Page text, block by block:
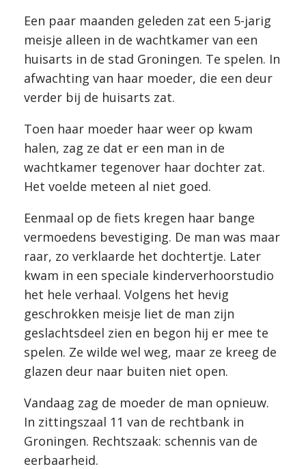
Een paar maanden geleden zat een 5-jarig
meisje alleen in de wachtkamer van een
huisarts in de stad Groningen. Te spelen. In
afwachting van haar moeder, die een deur
verder bij de huisarts zat.
Toen haar moeder haar weer op kwam
halen, zag ze dat er een man in de
wachtkamer tegenover haar dochter zat.
Het voelde meteen al niet goed.
Eenmaal op de fiets kregen haar bange
vermoedens bevestiging. De man was maar
raar, zo verklaarde het dochtertje. Later
kwam in een speciale kinderverhoorstudio
het hele verhaal. Volgens het hevig
geschrokken meisje liet de man zijn
geslachtsdeel zien en begon hij er mee te
spelen. Ze wilde wel weg, maar ze kreeg de
glazen deur naar buiten niet open.
Vandaag zag de moeder de man opnieuw.
In zittingszaal 11 van de rechtbank in
Groningen. Rechtszaak: schennis van de
eerbaarheid.